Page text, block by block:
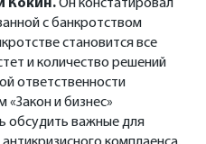
Кокин.Он констатировал
с банкротством
становится все
и количество решений
ответственности
и бизнес»
обсудить важные для